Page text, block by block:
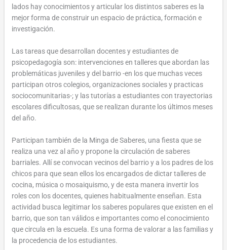
lados hay conocimientos y articular los distintos saberes es la
mejor forma de construir un espacio de práctica, formación e
investigación.
Las tareas que desarrollan docentes y estudiantes de
psicopedagogía son: intervenciones en talleres que abordan las
problemáticas juveniles y del barrio -en los que muchas veces
participan otros colegios, organizaciones sociales y practicas
sociocomunitarias-; y las tutorías a estudiantes con trayectorias
escolares dificultosas, que se realizan durante los últimos meses
del año.
Participan también de la Minga de Saberes, una fiesta que se
realiza una vez al año y propone la circulación de saberes
barriales. Allí se convocan vecinos del barrio y a los padres de los
chicos para que sean ellos los encargados de dictar talleres de
cocina, música o mosaiquismo, y de esta manera invertir los
roles con los docentes, quienes habitualmente enseñan. Esta
actividad busca legitimar los saberes populares que existen en el
barrio, que son tan válidos e importantes como el conocimiento
que circula en la escuela. Es una forma de valorar a las familias y
la procedencia de los estudiantes.